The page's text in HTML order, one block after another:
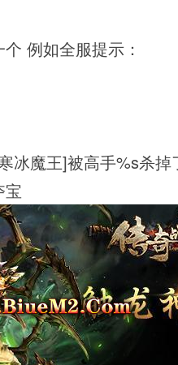
例如全服提示：
冰魔王]被高手%s杀
宝